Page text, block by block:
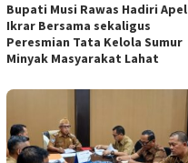
Bupati Musi Rawas Hadiri Apel
Ikrar Bersama sekaligus
Peresmian Tata Kelola Sumur
Minyak Masyarakat Lahat